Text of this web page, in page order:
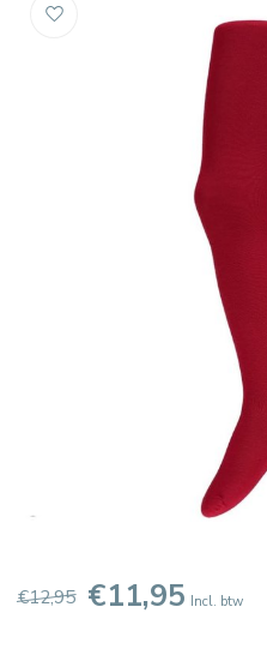
€12,95 €11,95 Incl. btw